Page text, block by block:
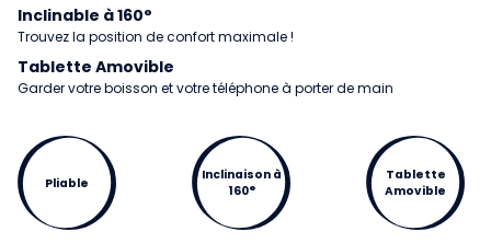
Inclinable à 160°
Trouvez la position de confort maximale !
Tablette Amovible
Garder votre boisson et votre téléphone à porter de main
Pliable
Inclinaison à
160°
Tablette
Amovible